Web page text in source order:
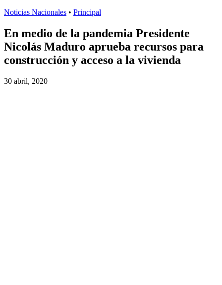
Noticias Nacionales • Principal
En medio de la pandemia Presidente
Nicolás Maduro aprueba recursos para
construcción y acceso a la vivienda
30 abril, 2020